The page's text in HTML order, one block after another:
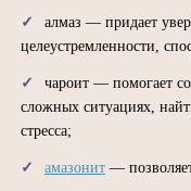
алмаз — придает
целеустремленности,
чароит — помогает
сложных ситуациях,
стресса;
амазонит —